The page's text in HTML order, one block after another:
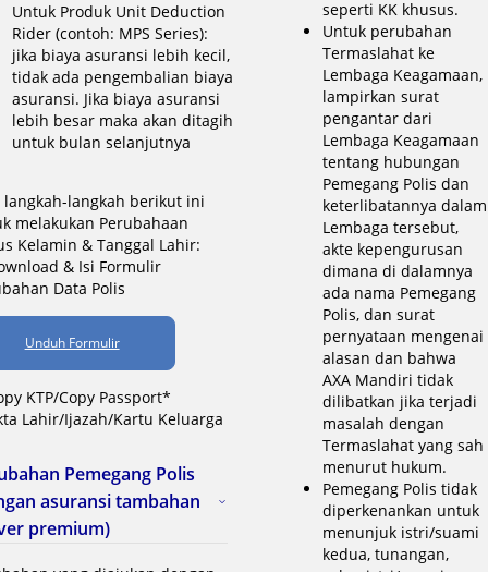
Untuk Produk Unit Deduction
Rider (contoh: MPS Series):
jika biaya asuransi lebih kecil,
tidak ada pengembalian biaya
asuransi. Jika biaya asuransi
lebih besar maka akan ditagih
untuk bulan selanjutnya
langkah-langkah berikut ini
melakukan Perubahaan
Kelamin & Tanggal Lahir:
& Isi Formulir
Data Polis
Unduh Formulir
KTP/Copy Passport*
Lahir/Ijazah/Kartu Keluarga
Pemegang Polis
asuransi tambahan
premium)
seperti KK khusus.
Untuk perubahan
Termaslahat ke
Lembaga Keagamaan,
lampirkan surat
pengantar dari
Lembaga Keagamaan
tentang hubungan
Pemegang Polis dan
keterlibatannya dalam
Lembaga tersebut,
akte kepengurusan
dimana di dalamnya
ada nama Pemegang
Polis, dan surat
pernyataan mengenai
alasan dan bahwa
AXA Mandiri tidak
dilibatkan jika terjadi
masalah dengan
Termaslahat yang sah
menurut hukum.
Pemegang Polis tidak
diperkenankan untuk
menunjuk istri/suami
kedua, tunangan,